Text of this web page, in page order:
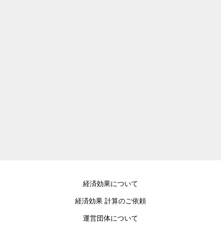
経済効果について
経済効果 計算のご依頼
運営団体について